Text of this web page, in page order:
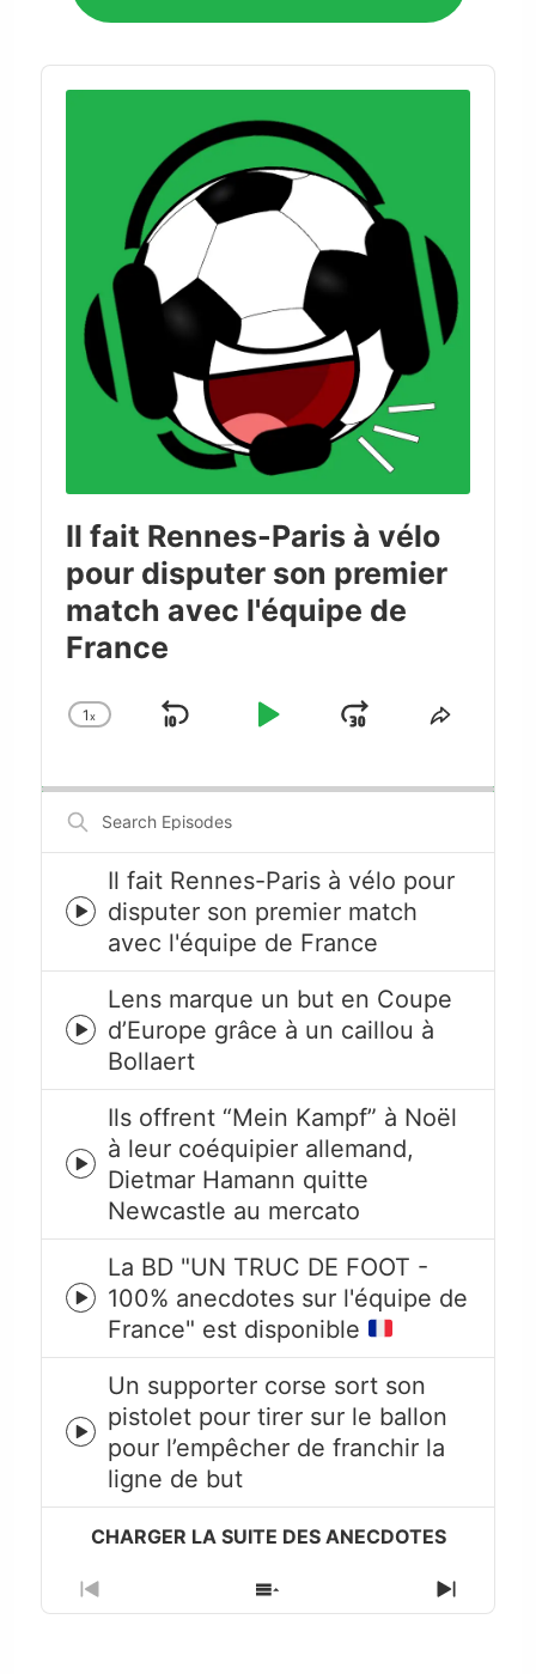
Audio
Player
Il fait Rennes-Paris à vélo
pour disputer son premier
match avec l'équipe de
France
Change
1x
Skip
Play
JumpShare
Search
Episodes
Episode
play
icon
Il fait Rennes-Paris à vélo pour
disputer son premier match
avec l'équipe de France
Episode
play
icon
Lens marque un but en Coupe
d’Europe grâce à un caillou à
Bollaert
Episode
play
icon
Ils offrent “Mein Kampf” à Noël
à leur coéquipier allemand,
Dietmar Hamann quitte
Newcastle au mercato
Episode
play
icon
La BD "UN TRUC DE FOOT -
100% anecdotes sur l'équipe de
France" est disponible
Episode
play
icon
Un supporter corse sort son
pistolet pour tirer sur le ballon
pour l’empêcher de franchir la
ligne de but
Previous
Episode
Show
Episodes
Next
Episode